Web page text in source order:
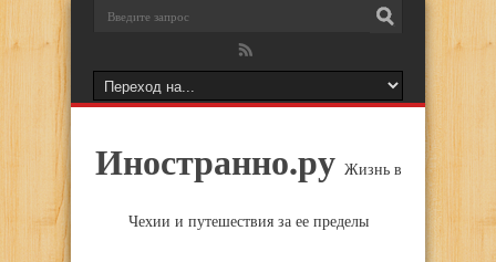
Иностранно.ру Жизнь в
Чехии и путешествия за ее пределы